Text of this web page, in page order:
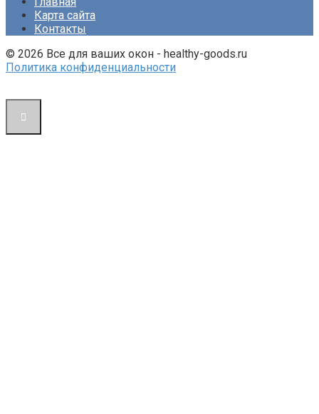
Карта сайта
Контакты
© 2026 Все для ваших окон - healthy-goods.ru
Политика конфиденциальности